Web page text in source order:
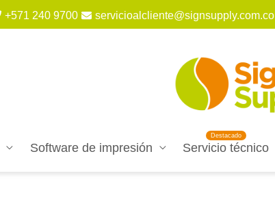
+571 240 9700 servicioalcliente@signsupply.com.co
Software de impresión Servicio técnico